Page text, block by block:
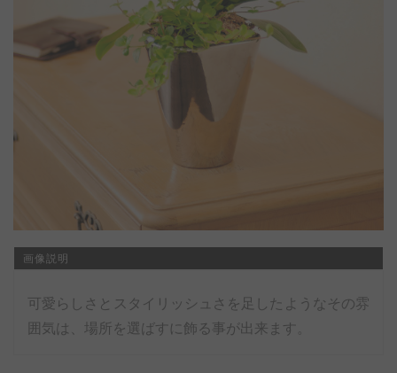
画像説明
可愛らしさとスタイリッシュさを足したようなその雰
囲気は、場所を選ばすに飾る事が出来ます。